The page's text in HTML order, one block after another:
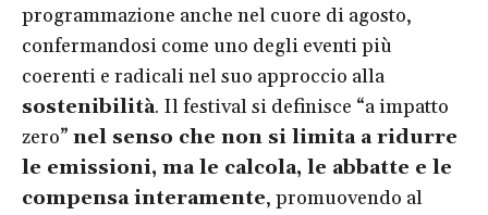
programmazione anche nel cuore di agosto,
confermandosi come uno degli eventi più
coerenti e radicali nel suo approccio alla
sostenibilità. Il festival si definisce “a impatto
zero” nel senso che non si limita a ridurre
le emissioni, ma le calcola, le abbatte e le
compensa interamente, promuovendo al